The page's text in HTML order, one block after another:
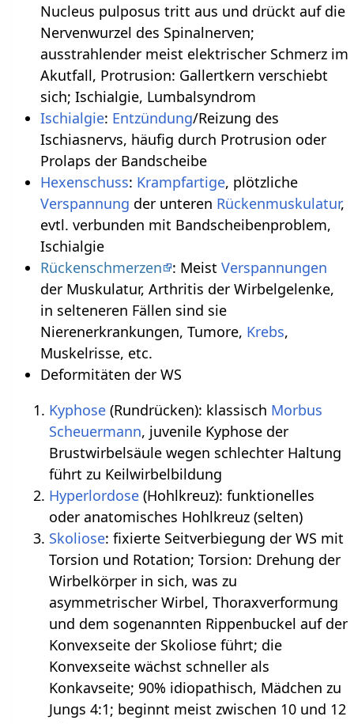
Nucleus pulposus tritt aus und drückt auf die
Nervenwurzel des Spinalnerven;
ausstrahlender meist elektrischer Schmerz im
Akutfall, Protrusion: Gallertkern verschiebt
sich; Ischialgie, Lumbalsyndrom
Ischialgie: Entzündung/Reizung des
Ischiasnervs, häufig durch Protrusion oder
Prolaps der Bandscheibe
Hexenschuss: Krampfartige, plötzliche
Verspannung der unteren Rückenmuskulatur,
evtl. verbunden mit Bandscheibenproblem,
Ischialgie
Rückenschmerzen
: Meist Verspannungen
der Muskulatur, Arthritis der Wirbelgelenke,
in selteneren Fällen sind sie
Nierenerkrankungen, Tumore, Krebs,
Muskelrisse, etc.
Deformitäten der WS
Kyphose (Rundrücken): klassisch Morbus
Scheuermann, juvenile Kyphose der
Brustwirbelsäule wegen schlechter Haltung
führt zu Keilwirbelbildung
Hyperlordose (Hohlkreuz): funktionelles
oder anatomisches Hohlkreuz (selten)
Skoliose: fixierte Seitverbiegung der WS mit
Torsion und Rotation; Torsion: Drehung der
Wirbelkörper in sich, was zu
asymmetrischer Wirbel, Thoraxverformung
und dem sogenannten Rippenbuckel auf der
Konvexseite der Skoliose führt; die
Konvexseite wächst schneller als
Konkavseite; 90% idiopathisch, Mädchen zu
Jungs 4:1; beginnt meist zwischen 10 und 12